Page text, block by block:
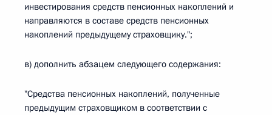
инвестирования средств пенсионных накоплений и
направляются в составе средств пенсионных
накоплений предыдущему страховщику.";
в) дополнить абзацем следующего содержания:
"Средства пенсионных накоплений, полученные
предыдущим страховщиком в соответствии с